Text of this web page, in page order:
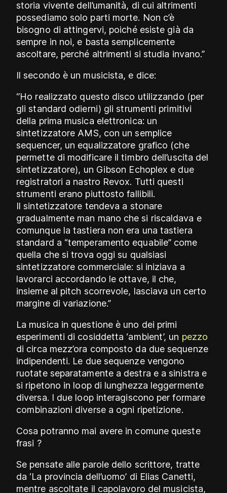
storia vivente dell’umanità, di cui altrimenti
possediamo solo parti morte. Non c’è
bisogno di attingervi, poiché esiste già da
sempre in noi, e basta semplicemente
ascoltare, perché altrimenti si studia invano.”
Il secondo è un musicista, e dice:
‘’Ho realizzato questo disco utilizzando (per
gli standard odierni) gli strumenti primitivi
della prima musica elettronica: un
sintetizzatore AMS, con un semplice
sequencer, un equalizzatore grafico (che
permette di modificare il timbro dell’uscita del
sintetizzatore), un Gibson Echoplex e due
registratori a nastro Revox. Tutti questi
strumenti erano piuttosto fallibili.
Il sintetizzatore tendeva a stonare
gradualmente man mano che si riscaldava e
comunque la tastiera non era una tastiera
standard a “temperamento equabile” come
quella che si trova oggi su qualsiasi
sintetizzatore commerciale: si iniziava a
lavorarci accordando le ottave, il che,
insieme al pitch scorrevole, lasciava un certo
margine di variazione.’’
La musica in questione è uno dei primi
esperimenti di cosiddetta ‘ambient’, un pezzo
di circa mezz’ora composto da due sequenze
indipendenti. Le due sequenze vengono
ruotate separatamente a destra e a sinistra e
si ripetono in loop di lunghezza leggermente
diversa. I due loop interagiscono per formare
combinazioni diverse a ogni ripetizione.
Cosa potranno mai avere in comune queste
frasi ?
Se pensate alle parole dello scrittore, tratte
da ‘La provincia dell’uomo’ di Elias Canetti,
mentre ascoltate il capolavoro del musicista,